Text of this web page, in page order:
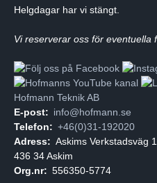
Helgdagar har vi stängt.
Vi reserverar oss för eventuella
Hofmann Teknik AB
E-post: info@hofmann.se
Telefon: +46(0)31-192020
Adress: Askims Verkstadsväg
436 34 Askim
Org.nr: 556350-5774